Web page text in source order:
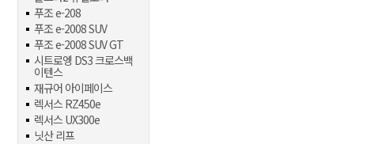
푸조 e-208
푸조 e-2008 SUV
푸조 e-2008 SUV GT
시트로엥 DS3 크로스백
이텐스
재규어 아이페이스
렉서스 RZ450e
렉서스 UX300e
닛산 리프